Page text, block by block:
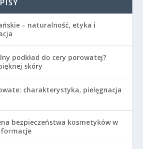
– naturalność, etyka i
podkład do cery porowatej?
skóry
charakterystyka, pielęgnacja
bezpieczeństwa kosmetyków w